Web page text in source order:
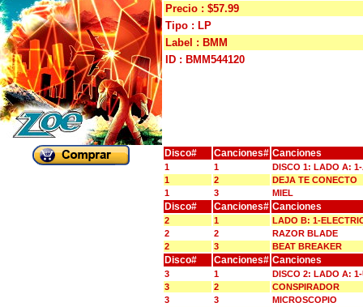
Precio : $57.99
Tipo : LP
Label : BMM
ID : BMM544120
Disco# Canciones# Canciones
1 1
DISCO 1: LADO A:
1
2
DEJA TE CONECTO
1
3 MIEL
Disco# Canciones# Canciones
2 1
LADO B: 1-
2
2
RAZOR BLADE
2
3 BEAT BREAKER
Disco# Canciones# Canciones
3 1
DISCO 2: LADO A: 1-
3
2
CONSPIRADOR
3
3
MICROSCOPIO